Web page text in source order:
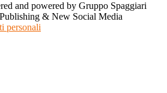
and powered by Gruppo Spaggiari
& New Social Media
personali